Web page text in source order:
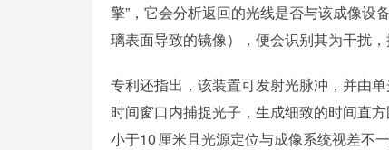
擎”，它会分析返回的光线是否与该成像设
璃表面导致的镜像），便会识别其为干扰
专利还指出，该装置可发射光脉冲，并由
时间窗口内捕捉光子，生成细致的时间直
小于10 厘米且光源定位与成像系统视差不